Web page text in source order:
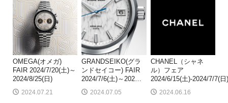
OMEGA(オメガ)
FAIR 2024/7/20(土)～
2024/8/25(日)
2024.07.21
GRANDSEIKO(グラ
ンドセイコー) FAIR
2024/7/6(土)～202…
2024.07.05
CHANEL（シャネ
ル）フェア
2024/6/15(土)-2024/7/7(日)
2024.06.16